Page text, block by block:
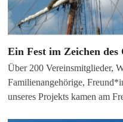
Ein Fest im Zeichen des
Über 200 Vereinsmitglieder,
Familienangehörige,
unseres Projekts kamen am